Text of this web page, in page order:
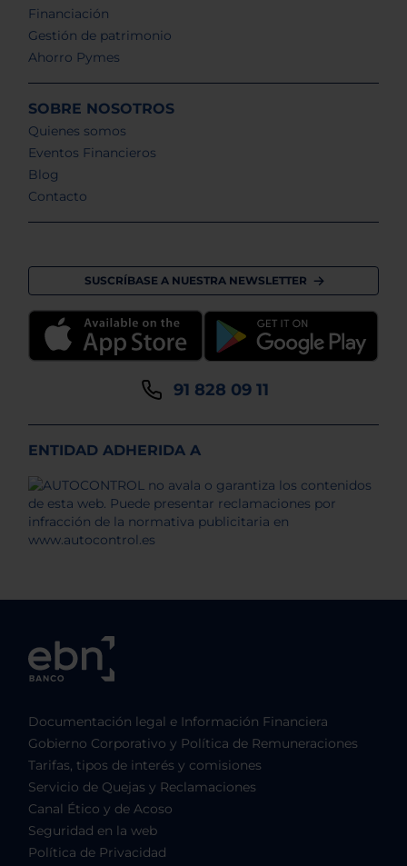
Financiación
Gestión de patrimonio
Ahorro Pymes
SOBRE NOSOTROS
Quienes somos
Eventos Financieros
Blog
Contacto
SUSCRÍBASE A NUESTRA NEWSLETTER
91 828 09 11
ENTIDAD ADHERIDA A
Documentación legal e Información Financiera
Gobierno Corporativo y Política de Remuneraciones
Tarifas, tipos de interés y comisiones
Servicio de Quejas y Reclamaciones
Canal Ético y de Acoso
Seguridad en la web
Política de Privacidad